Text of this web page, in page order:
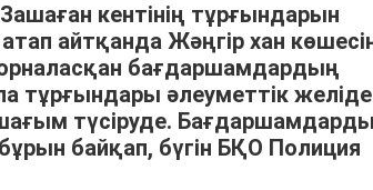
кентінің тұрғындарын
айтқанда Жәңгір хан
бағдаршамдардың
тұрғындары әлеуметтік
шағым түсіруде.
байқап, бүгін БҚО Полиция